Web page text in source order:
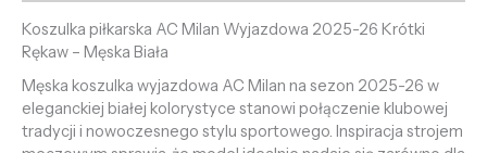
Koszulka piłkarska AC Milan Wyjazdowa 2025-26 Krótki
Rękaw – Męska Biała
Męska koszulka wyjazdowa AC Milan na sezon 2025-26 w
eleganckiej białej kolorystyce stanowi połączenie klubowej
tradycji i nowoczesnego stylu sportowego. Inspiracja strojem